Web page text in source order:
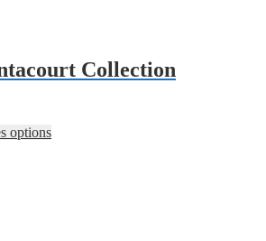
Collection
options